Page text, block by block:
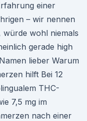
einer
– wir nennen
würde wohl niemals
gerade high
lieber Warum
hilft Bei 12
THC-
7,5 mg im
nach einer